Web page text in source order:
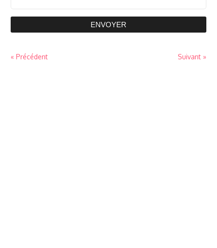
ENVOYER
« Précédent Suivant »